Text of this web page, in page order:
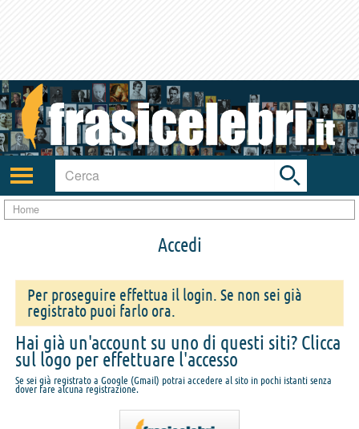
Attiva/disattiva
navigazione
Toggle
search
bar
Home
Accedi
Per proseguire effettua il login. Se non sei già
registrato puoi farlo ora.
Hai già un'account su uno di questi siti? Clicca
sul logo per effettuare l'accesso
Se sei già registrato a Google (Gmail) potrai accedere al sito in pochi istanti senza
dover fare alcuna registrazione.